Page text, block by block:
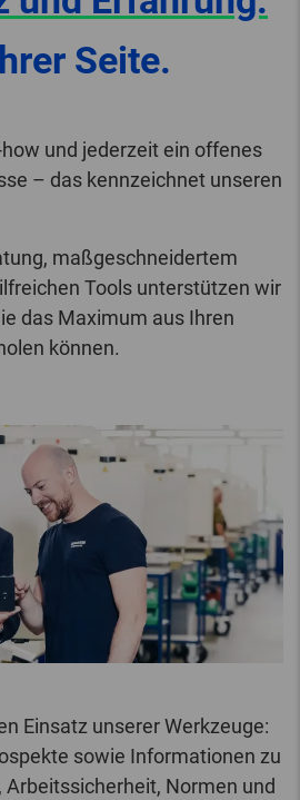
Seite.
und jederzeit ein offenes
– das kennzeichnet unseren
maßgeschneidertem
Tools unterstützen wir
das Maximum aus Ihren
können.
Einsatz unserer Werkzeuge:
sowie Informationen zu
Normen und